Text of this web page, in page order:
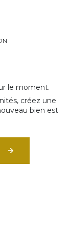
le moment.
créez une
bien est